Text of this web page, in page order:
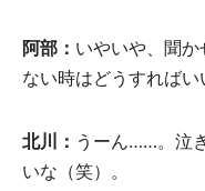
阿部 ： いやいや、聞
ない時はどうすればい
北川 ： うーん……。泣
いな（笑）。